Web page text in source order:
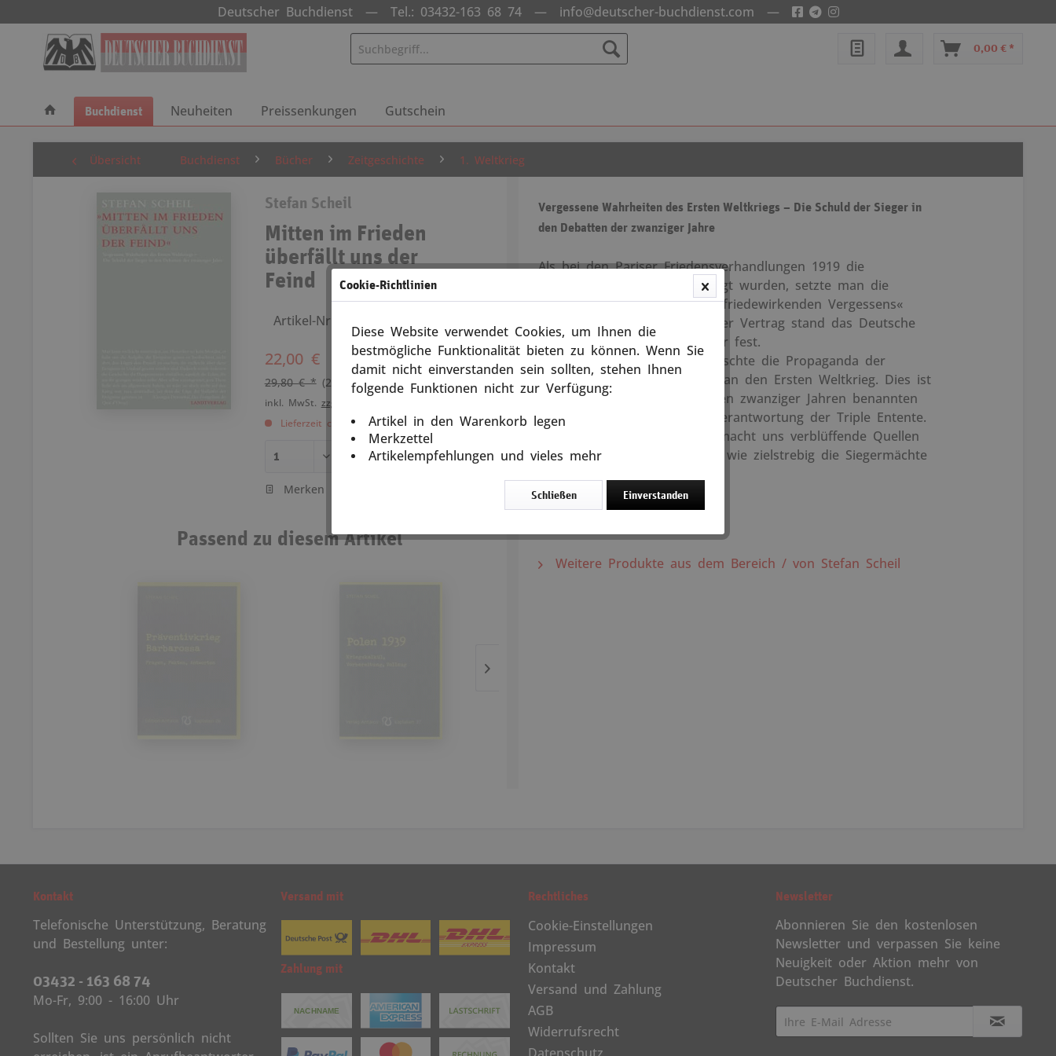
Deutscher Buchdienst — Tel.: 03432-163 68 74— info@deutscher-buchdienst.com —
0,00 € *
Buchdienst Neuheiten Preissenkungen Gutschein
Übersicht Buchdienst Bücher Zeitgeschichte 1. Weltkrieg
Stefan Scheil
Mitten im Frieden
überfällt uns der
Feind
Artikel-Nr.: 12002
22,00 €
29,80 € * (26,17% gespart)
inkl. MwSt. zzgl. Versandkosten
Lieferzeit ca. 5 Tage
In den Warenkorb
Merken
Passend zu diesem Artikel
Vergessene Wahrheiten des Ersten Weltkriegs – Die Schuld der Sieger in
den Debatten der zwanziger Jahre
Als bei den Pariser Friedensverhandlungen 1919 die
Friedensbedingungen festgelegt wurden, setzte man die
jahrhundertealte Praxis des »friedewirkenden Vergessens«
außer Kraft. Mit dem Versailler Vertrag stand das Deutsche
Kaiserreich als Alleinschuldiger fest.
Bis in die jüngste Zeit beherrschte die Propaganda der
Siegermächte die Erinnerung an den Ersten Weltkrieg. Dies ist
erstaunlich, denn schon in den zwanziger Jahren benannten
internationale Stimmen die Verantwortung der Triple Entente.
Der Historiker Stefan Scheil macht uns verblüffende Quellen
zugänglich, die verdeutlichen, wie zielstrebig die Siegermächte
268 Seiten, gebunden.
Weitere Produkte aus dem Bereich / von Stefan Scheil
Kontakt
Telefonische Unterstützung, Beratung
und Bestellung unter:
03432 - 163 68 74
Mo-Fr, 9:00 - 16:00 Uhr
Sollten Sie uns persönlich nicht
Versand mit
Zahlung mit
Rechtliches
Cookie-Einstellungen
Impressum
Kontakt
Versand und Zahlung
AGB
Widerrufsrecht
Datenschutz
Newsletter
Abonnieren Sie den kostenlosen
Newsletter und verpassen Sie keine
Neuigkeit oder Aktion mehr von
Deutscher Buchdienst.
Cookie-Richtlinien
Diese Website verwendet Cookies, um Ihnen die
bestmögliche Funktionalität bieten zu können. Wenn Sie
damit nicht einverstanden sein sollten, stehen Ihnen
folgende Funktionen nicht zur Verfügung:
Artikel in den Warenkorb legen
Merkzettel
Artikelempfehlungen und vieles mehr
Einverstanden
Schließen